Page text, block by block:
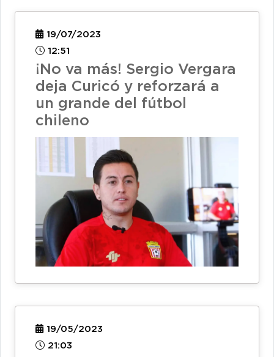
19/07/2023
12:51
¡No va más! Sergio Vergara
deja Curicó y reforzará a
un grande del fútbol
chileno
19/05/2023
21:03